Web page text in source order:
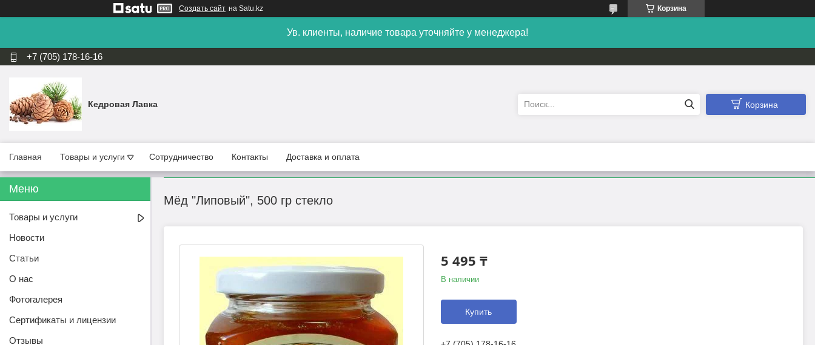
Создать сайт на Satu.kz Корзина
Ув. клиенты, наличие товара уточняйте у менеджера!
+7 (705) 178-16-16
Кедровая Лавка Корзина
Главная Товары и услуги Сотрудничество Контакты Доставка и оплата
Мёд "Липовый", 500 гр стекло
5 495 ₸
В наличии
Купить
Товары и услуги
Новости
Статьи
О нас
Фотогалерея
Сертификаты и лицензии
Отзывы